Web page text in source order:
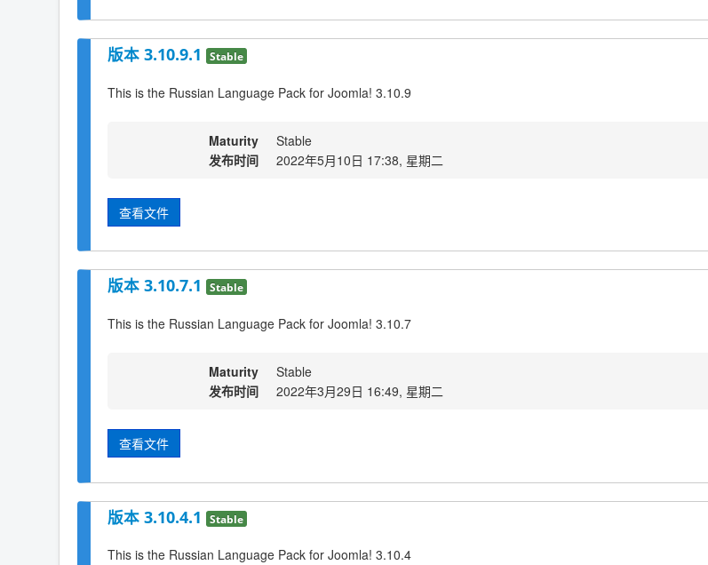
版本 3.10.9.1 Stable
This is the Russian Language Pack for Joomla! 3.10.9
Maturity
Stable
发布时间
2022年5月10日 17:38, 星期二
查看文件
版本 3.10.7.1 Stable
This is the Russian Language Pack for Joomla! 3.10.7
Maturity
Stable
发布时间
2022年3月29日 16:49, 星期二
查看文件
版本 3.10.4.1 Stable
This is the Russian Language Pack for Joomla! 3.10.4